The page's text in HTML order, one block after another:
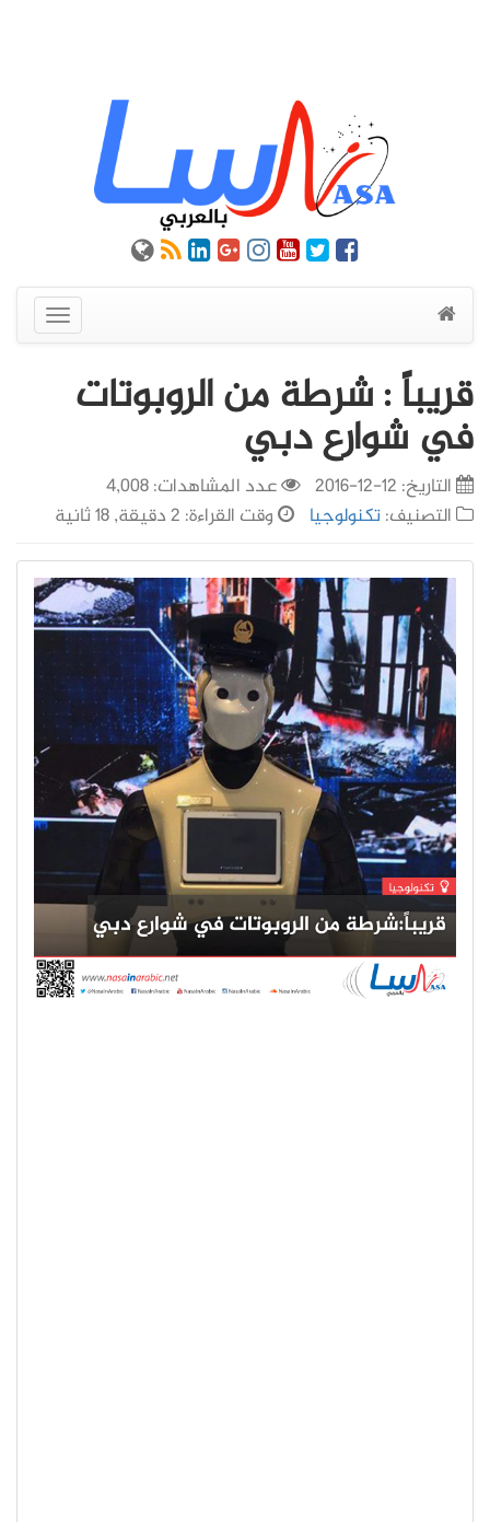
عرض
القائمة
قريباً : شرطة من الروبوتات
في شوارع دبي
التاريخ: 12-12-2016
عدد المشاهدات: 4,008
التصنيف:تكنولوجيا وقت القراءة: 2 دقيقة, 18 ثانية